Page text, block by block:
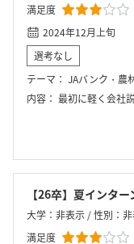
満足度
2024年12月上旬
選考なし
テーマ： JAバンク・農林
内容： 最初に軽く会社説明があり、農中情報システムの
【26卒】夏インター
大学：非表示 / 性別：
満足度